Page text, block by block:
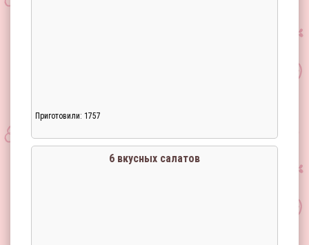
Приготовили: 1757
6 вкусных салатов